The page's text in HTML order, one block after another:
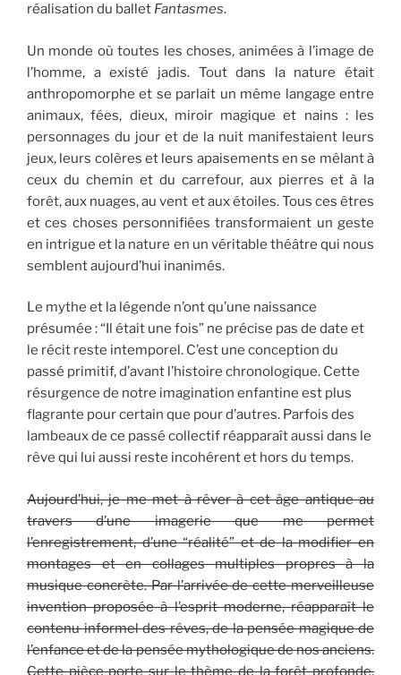
réalisation du ballet Fantasmes.
Un monde où toutes les choses, animées à l’image de
l’homme, a existé jadis. Tout dans la nature était
anthropomorphe et se parlait un même langage entre
animaux, fées, dieux, miroir magique et nains : les
personnages du jour et de la nuit manifestaient leurs
jeux, leurs colères et leurs apaisements en se mêlant à
ceux du chemin et du carrefour, aux pierres et à la
forêt, aux nuages, au vent et aux étoiles. Tous ces êtres
et ces choses personnifiées transformaient un geste
en intrigue et la nature en un véritable théâtre qui nous
semblent aujourd’hui inanimés.
Le mythe et la légende n’ont qu’une naissance
présumée : “Il était une fois” ne précise pas de date et
le récit reste intemporel. C’est une conception du
passé primitif, d’avant l’histoire chronologique. Cette
résurgence de notre imagination enfantine est plus
flagrante pour certain que pour d’autres. Parfois des
lambeaux de ce passé collectif réapparaît aussi dans le
rêve qui lui aussi reste incohérent et hors du temps.
Aujourd’hui, je me met à rêver à cet âge antique au
travers d’une imagerie que me permet
l’enregistrement, d’une“réalité”et de la modifier en
montages et en collages multiples propres à la
musique concrète. Par l’arrivée de cette merveilleuse
invention proposée à l’esprit moderne, réapparaît le
contenu informel des rêves, de la pensée magique de
l’enfance et de la pensée mythologique de nos anciens.
Cette pièce porte sur le thème de la forêt profonde,